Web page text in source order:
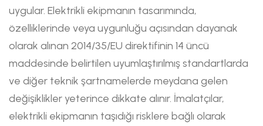
uygular. Elektrikli ekipmanın tasarımında,
özelliklerinde veya uygunluğu açısından dayanak
olarak alınan 2014/35/EU direktifinin 14 üncü
maddesinde belirtilen uyumlaştırılmış standartlarda
ve diğer teknik şartnamelerde meydana gelen
değişiklikler yeterince dikkate alınır. İmalatçılar,
elektrikli ekipmanın taşıdığı risklere bağlı olarak